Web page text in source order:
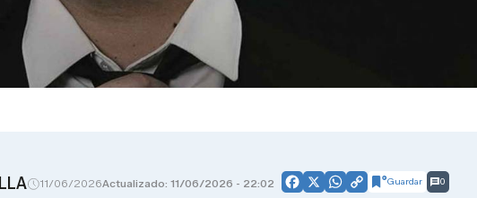
11/06/2026Actualizado: 11/06/2026 - 22:02 Facebook
X WhatsApp
CopyGuardar 0